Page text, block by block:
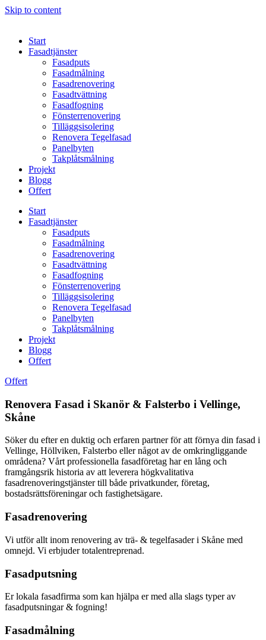
Skip to content
Start
Fasadtjänster
Fasadputs
Fasadmålning
Fasadrenovering
Fasadtvättning
Fasadfogning
Fönsterrenovering
Tilläggsisolering
Renovera Tegelfasad
Panelbyten
Takplåtsmålning
Projekt
Blogg
Offert
Start
Fasadtjänster
Fasadputs
Fasadmålning
Fasadrenovering
Fasadtvättning
Fasadfogning
Fönsterrenovering
Tilläggsisolering
Renovera Tegelfasad
Panelbyten
Takplåtsmålning
Projekt
Blogg
Offert
Offert
Renovera Fasad i Skanör & Falsterbo i Vellinge,
Skåne
Söker du efter en duktig och erfaren partner för att förnya din fasad i
Vellinge, Höllviken, Falsterbo eller något av de omkringliggande
områdena? Vårt professionella fasadföretag har en lång och
framgångsrik historia av att leverera högkvalitativa
fasadrenoveringstjänster till både privatkunder, företag,
bostadsrättsföreningar och fastighetsägare.
Fasadrenovering
Vi utför allt inom renovering av trä- & tegelfasader i Skåne med
omnejd. Vi erbjuder totalentreprenad.
Fasadputsning
Er lokala fasadfirma som kan hjälpa er med alla slags typer av
fasadputsningar & fogning!
Fasadmålning